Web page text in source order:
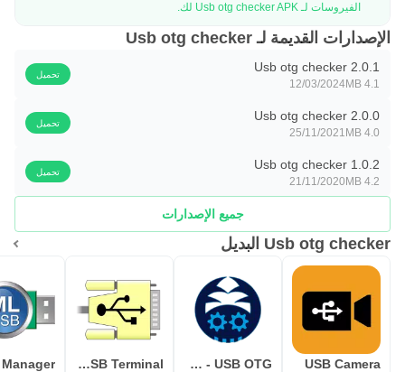
الفيروسات لـ Usb otg checker APK لك.
الإصدارات القديمة لـ Usb otg checker
Usb otg checker 2.0.1
4.1 MB
12/03/2024
تحميل
Usb otg checker 2.0.0
4.0 MB
25/11/2021
تحميل
Usb otg checker 1.0.2
4.2 MB
21/11/2020
تحميل
جميع الإصدارات
Usb otg checker البديل
USB Camera
Bugjaeger Mobile ADB - USB OTG
Serial USB Terminal